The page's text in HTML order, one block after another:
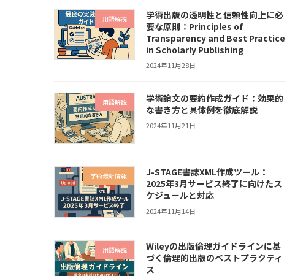
用語解説
学術出版の透明性と信頼性向上に必
要な原則：Principles of
Transparency and Best Practice
in Scholarly Publishing
2024年11月28日
用語解説
学術論文の要約作成ガイド：効果的
な書き方と具体例を徹底解説
2024年11月21日
学術最新情報
J-STAGE書誌XML作成ツール：
2025年3月サービス終了に向けたス
ケジュールと対応
2024年11月14日
用語解説
Wileyの出版倫理ガイドラインに基
づく倫理的出版のベストプラクティ
ス